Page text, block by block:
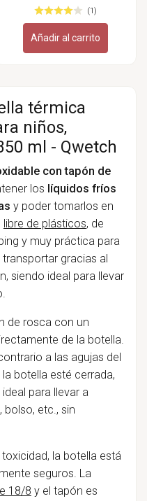
(1)
Añadir al carrito
térmica
niños,
ml - Qwetch
con tapón de
los líquidos fríos
y poder tomarlos en
libre de plásticos, de
y muy práctica para
gracias al
siendo ideal para llevar
de rosca con un
de la botella.
a las agujas del
botella esté cerrada,
para llevar a
bolso, etc., sin
la botella está
seguros. La
18/8 y el tapón es